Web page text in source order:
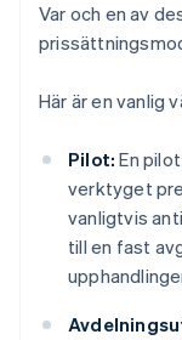
Var och en av
Här är en vanlig
Pilot: En
verktyget
vanligtvis
till en fast